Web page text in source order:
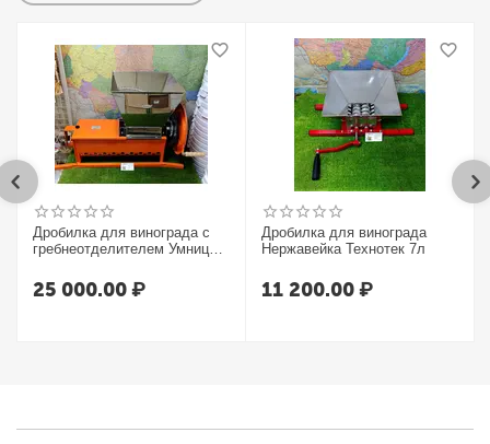
Дробилка для винограда с
гребнеотделителем Умница
25 000.00₽
Дробилка для винограда
Нержавейка Технотек 7л
11 200.00₽